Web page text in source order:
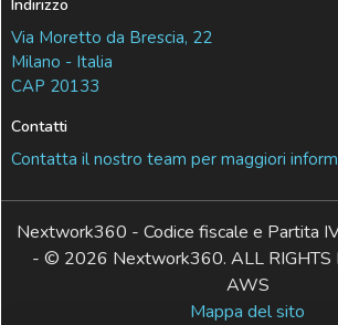
Indirizzo
Via Moretto da Brescia, 22
Milano - Italia
CAP 20133
Contatti
Contatta il nostro team per maggiori
Nextwork360 - Codice fiscale e Partita
- © 2026 Nextwork360. ALL RIGHTS
AWS
Mappa del sito